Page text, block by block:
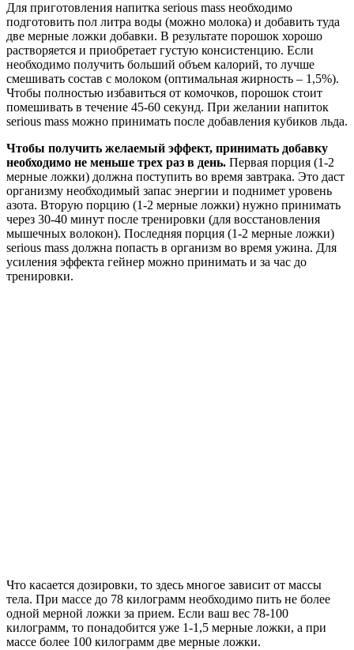
Для приготовления напитка serious mass необходимо
подготовить пол литра воды (можно молока) и добавить туда
две мерные ложки добавки. В результате порошок хорошо
растворяется и приобретает густую консистенцию. Если
необходимо получить больший объем калорий, то лучше
смешивать состав с молоком (оптимальная жирность – 1,5%).
Чтобы полностью избавиться от комочков, порошок стоит
помешивать в течение 45-60 секунд. При желании напиток
serious mass можно принимать после добавления кубиков льда.
Чтобы получить желаемый эффект, принимать добавку
необходимо не меньше трех раз в день. Первая порция (1-2
мерные ложки) должна поступить во время завтрака. Это даст
организму необходимый запас энергии и поднимет уровень
азота. Вторую порцию (1-2 мерные ложки) нужно принимать
через 30-40 минут после тренировки (для восстановления
мышечных волокон). Последняя порция (1-2 мерные ложки)
serious mass должна попасть в организм во время ужина. Для
усиления эффекта гейнер можно принимать и за час до
тренировки.
Что касается дозировки, то здесь многое зависит от массы
тела. При массе до 78 килограмм необходимо пить не более
одной мерной ложки за прием. Если ваш вес 78-100
килограмм, то понадобится уже 1-1,5 мерные ложки, а при
массе более 100 килограмм две мерные ложки.